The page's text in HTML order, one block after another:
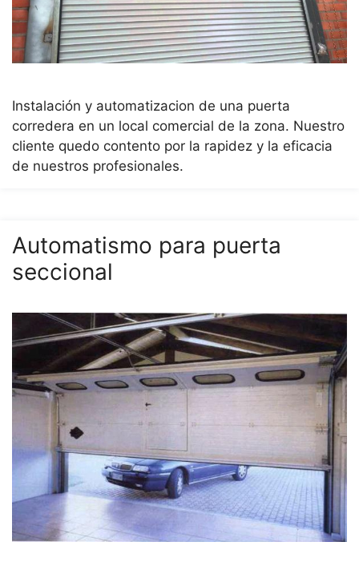
Instalación y automatizacion de una puerta
corredera en un local comercial de la zona. Nuestro
cliente quedo contento por la rapidez y la eficacia
de nuestros profesionales.
Automatismo para puerta
seccional